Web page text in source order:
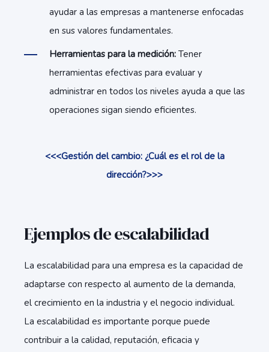
ayudar a las empresas a mantenerse enfocadas
en sus valores fundamentales.
Herramientas para la medición: Tener
herramientas efectivas para evaluar y
administrar en todos los niveles ayuda a que las
operaciones sigan siendo eficientes.
<<<Gestión del cambio: ¿Cuál es el rol de la
dirección?>>>
Ejemplos de escalabilidad
La escalabilidad para una empresa es la capacidad de
adaptarse con respecto al aumento de la demanda,
el crecimiento en la industria y el negocio individual.
La escalabilidad es importante porque puede
contribuir a la calidad, reputación, eficacia y